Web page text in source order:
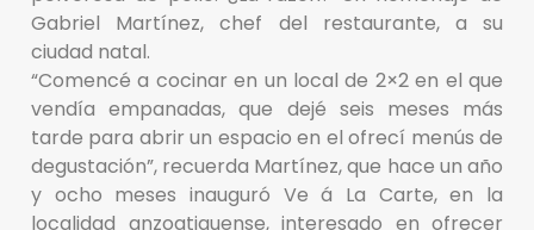
Gabriel Martínez, chef del restaurante, a su
ciudad natal.
“Comencé a cocinar en un local de 2×2 en el que
vendía empanadas, que dejé seis meses más
tarde para abrir un espacio en el ofrecí menús de
degustación”, recuerda Martínez, que hace un año
y ocho meses inauguró Ve á La Carte, en la
localidad anzoatiguense, interesado en ofrecer